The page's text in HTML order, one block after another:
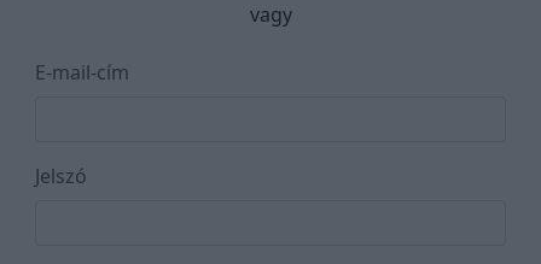
vagy
E-mail-cím
Jelszó